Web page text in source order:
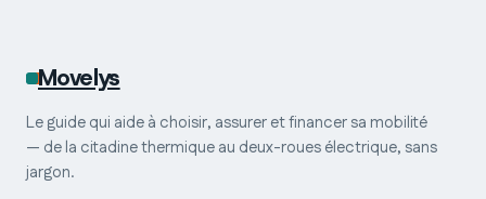
Movelys
Le guide qui aide à choisir, assurer et financer sa mobilité
— de la citadine thermique au deux-roues électrique, sans
jargon.